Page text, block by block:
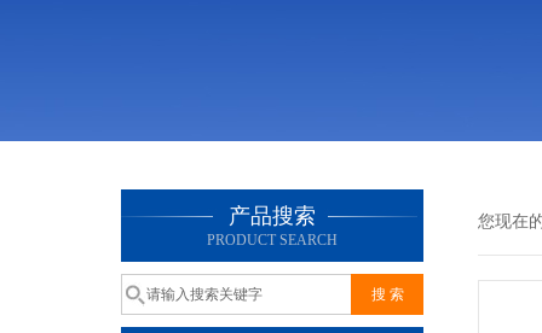
产品搜索
PRODUCT SEARCH
您现在